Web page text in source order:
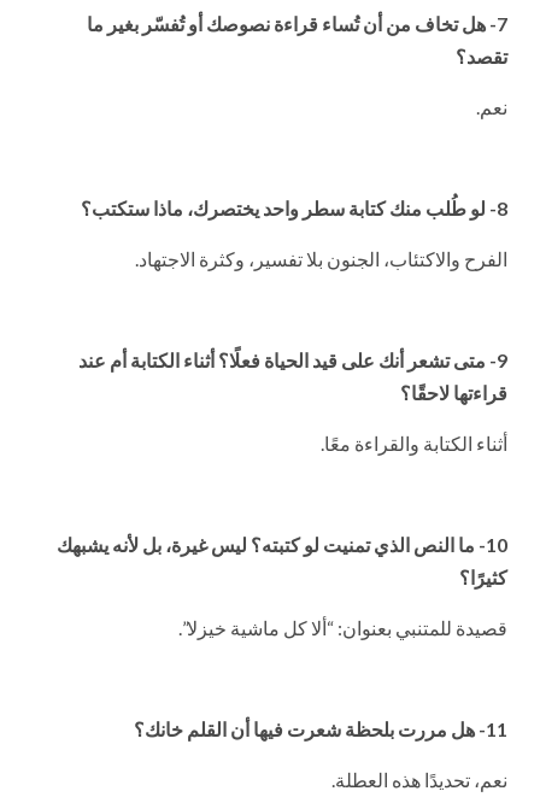
7- هل تخاف من أن تُساء قراءة نصوصك أو تُفسّر بغير ما
تقصد؟
نعم.
8- لو طُلب منك كتابة سطر واحد يختصرك، ماذا ستكتب؟
الفرح والاكتئاب، الجنون بلا تفسير، وكثرة الاجتهاد.
9- متى تشعر أنك على قيد الحياة فعلًا؟ أثناء الكتابة أم عند
قراءتها لاحقًا؟
أثناء الكتابة والقراءة معًا.
10- ما النص الذي تمنيت لو كتبته؟ ليس غيرة، بل لأنه يشبهك
كثيرًا؟
قصيدة للمتنبي بعنوان: “ألا كل ماشية خيزلا”.
11- هل مررت بلحظة شعرت فيها أن القلم خانك؟
نعم، تحديدًا هذه العطلة.